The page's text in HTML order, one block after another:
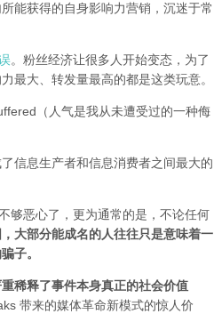
能获得的自身影响力营销，沉迷于常
。粉丝经济让很多人开始变态，为了
大、转发量最高的都是这类玩意。
（人气是我从未遭受过的一种侮
信息生产者和信息消费者之间最大的
够恶心了，更为通常的是，不论任何
大部分能成名的人往往只是意味着一
子。
稀释了事件本身真正的社会价值
带来的媒体革命新模式的惊人价